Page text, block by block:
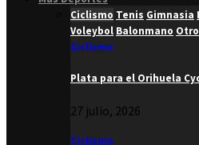
Ciclismo Tenis Gimnasia
Voleybol Balonmano
Ciclismo
Plata para el Orihuela
27 julio, 2026
Ciclismo